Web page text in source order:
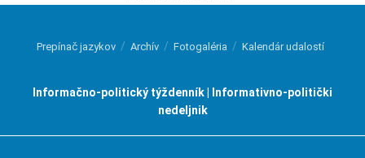
Prepínač jazykov Archív Fotogaléria Kalendár udalostí
Informačno-politický týždenník | Informativno-politički
nedeljnik